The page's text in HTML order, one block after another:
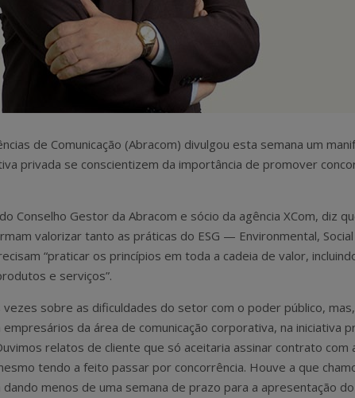
de Comunicação (Abracom) divulgou esta semana um
privada se conscientizem da importância de promover
Conselho Gestor da Abracom e sócio da agência XCom, diz
valorizar tanto as práticas do ESG — Environmental, Social
“praticar os princípios em toda a cadeia de valor,
e serviços”.
vezes sobre as dificuldades do setor com o poder público,
da área de comunicação corporativa, na iniciativa
relatos de cliente que só aceitaria assinar contrato com
tendo a feito passar por concorrência. Houve a que
dando menos de uma semana de prazo para a apresentação do